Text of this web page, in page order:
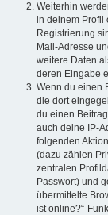
Weiterhin
in deinem Profil
Registrierung
Mail-Adresse
weitere Daten
deren Eingabe
Wenn du einen
die dort
du einen
auch deine IP-
folgenden
(dazu zählen
zentralen
Passwort) und
übermittelte
ist online?“-